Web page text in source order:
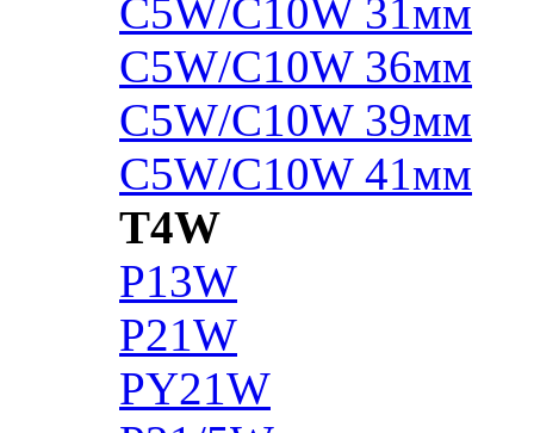
C5W/C10W 31мм
C5W/C10W 36мм
C5W/C10W 39мм
C5W/C10W 41мм
T4W
P13W
P21W
PY21W